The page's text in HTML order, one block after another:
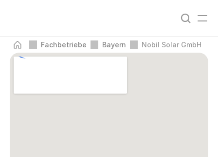
Fachbetriebe Bayern Nobil Solar GmbH